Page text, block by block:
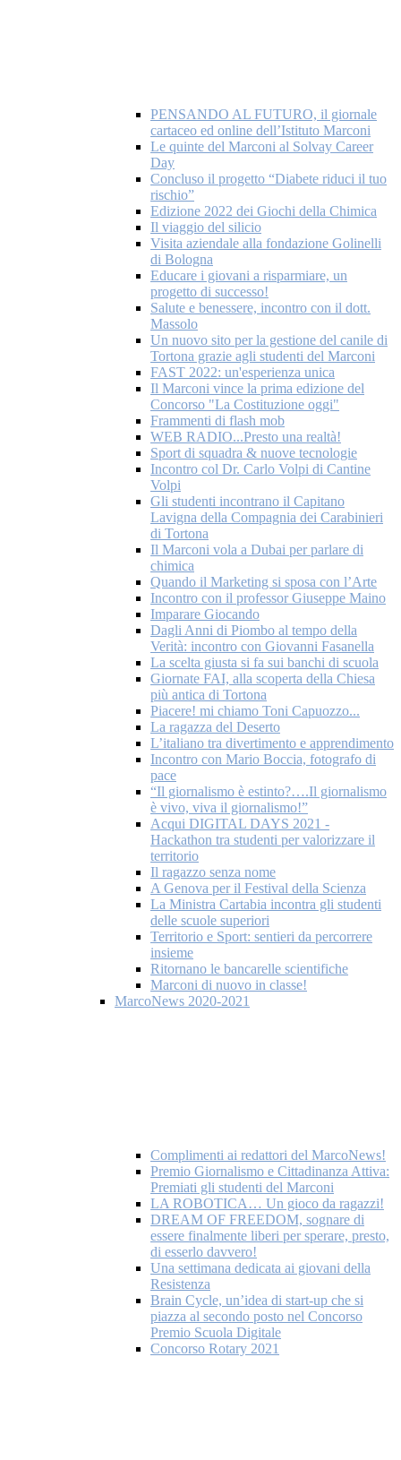
PENSANDO AL FUTURO, il giornale
cartaceo ed online dell’Istituto Marconi
Le quinte del Marconi al Solvay Career
Day
Concluso il progetto “Diabete riduci il tuo
rischio”
Edizione 2022 dei Giochi della Chimica
Il viaggio del silicio
Visita aziendale alla fondazione Golinelli
di Bologna
Educare i giovani a risparmiare, un
progetto di successo!
Salute e benessere, incontro con il dott.
Massolo
Un nuovo sito per la gestione del canile di
Tortona grazie agli studenti del Marconi
FAST 2022: un'esperienza unica
Il Marconi vince la prima edizione del
Concorso "La Costituzione oggi"
Frammenti di flash mob
WEB RADIO...Presto una realtà!
Sport di squadra & nuove tecnologie
Incontro col Dr. Carlo Volpi di Cantine
Volpi
Gli studenti incontrano il Capitano
Lavigna della Compagnia dei Carabinieri
di Tortona
Il Marconi vola a Dubai per parlare di
chimica
Quando il Marketing si sposa con l’Arte
Incontro con il professor Giuseppe Maino
Imparare Giocando
Dagli Anni di Piombo al tempo della
Verità: incontro con Giovanni Fasanella
La scelta giusta si fa sui banchi di scuola
Giornate FAI, alla scoperta della Chiesa
più antica di Tortona
Piacere! mi chiamo Toni Capuozzo...
La ragazza del Deserto
L’italiano tra divertimento e apprendimento
Incontro con Mario Boccia, fotografo di
pace
“Il giornalismo è estinto?….Il giornalismo
è vivo, viva il giornalismo!”
Acqui DIGITAL DAYS 2021 -
Hackathon tra studenti per valorizzare il
territorio
Il ragazzo senza nome
A Genova per il Festival della Scienza
La Ministra Cartabia incontra gli studenti
delle scuole superiori
Territorio e Sport: sentieri da percorrere
insieme
Ritornano le bancarelle scientifiche
Marconi di nuovo in classe!
MarcoNews 2020-2021
Complimenti ai redattori del MarcoNews!
Premio Giornalismo e Cittadinanza Attiva:
Premiati gli studenti del Marconi
LA ROBOTICA… Un gioco da ragazzi!
DREAM OF FREEDOM, sognare di
essere finalmente liberi per sperare, presto,
di esserlo davvero!
Una settimana dedicata ai giovani della
Resistenza
Brain Cycle, un’idea di start-up che si
piazza al secondo posto nel Concorso
Premio Scuola Digitale
Concorso Rotary 2021